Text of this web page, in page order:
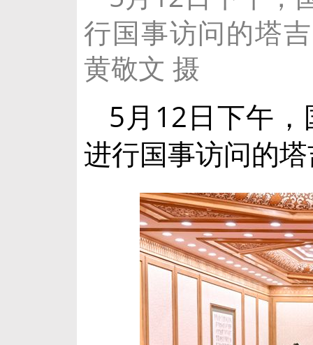
行国事访问的塔
黄敬文 摄
5月12日下午
进行国事访问的